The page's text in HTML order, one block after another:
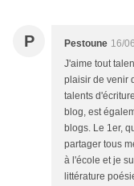
P Pestoune 16/
J'aime tout
plaisir de venir
talents
blog, est
blogs. Le 1er,
partager tous
à l'école et je
littérature